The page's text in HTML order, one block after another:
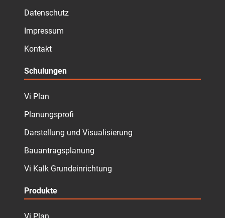
Datenschutz
Impressum
Kontakt
Produkte
Vi Plan
Schulungen
Vi Plan
Planungsprofi
Darstellung und Visualisierung
Bauantragsplanung
Vi Kalk Grundeinrichtung